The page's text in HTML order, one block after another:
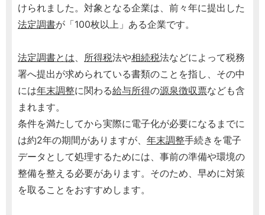
けられました。対象となる企業は、前々年に提出した
法定調書が「100枚以上」ある企業です。
法定調書とは、 所得税法や相続税法などによって税務
署へ提出が求められている書類のことを指し、その中
には年末調整に関わる給与所得の源泉徴収票なども含
まれます。
条件を満たしてから実際に電子化が必要になるまでに
は約2年の期間がありますが、 年末調整手続きを電子
データとして処理するためには、事前の準備や環境の
整備を整える必要があります。そのため、早めに対策
を取ることをおすすめします。